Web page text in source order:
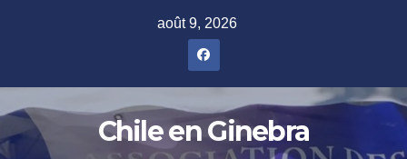
août 9, 2026
Chile en Ginebra